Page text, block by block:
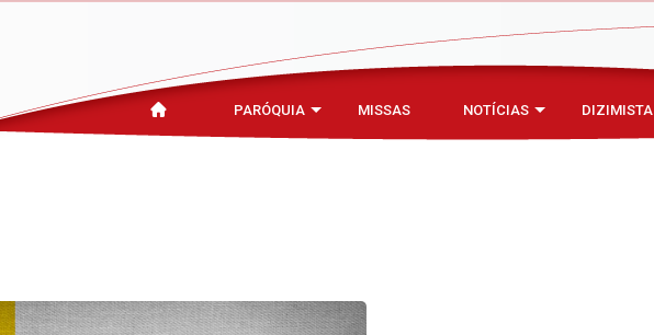
PARÓQUIA MISSAS NOTÍCIAS DIZIMISTA